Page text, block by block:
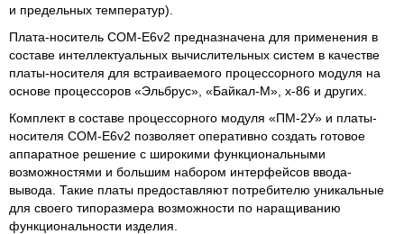
и предельных температур).
Плата-носитель COM-E6v2 предназначена для применения в
составе интеллектуальных вычислительных систем в качестве
платы-носителя для встраиваемого процессорного модуля на
основе процессоров «Эльбрус», «Байкал-М», х-86 и других.
Комплект в составе процессорного модуля «ПМ-2У» и платы-
носителя COM-E6v2 позволяет оперативно создать готовое
аппаратное решение с широкими функциональными
возможностями и большим набором интерфейсов ввода-
вывода. Такие платы предоставляют потребителю уникальные
для своего типоразмера возможности по наращиванию
функциональности изделия.